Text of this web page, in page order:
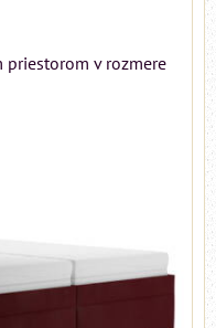
priestorom v rozmere